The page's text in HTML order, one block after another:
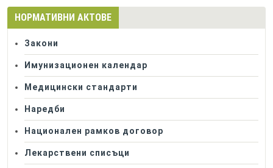
НОРМАТИВНИ АКТОВЕ
Закони
Имунизационен календар
Медицински стандарти
Наредби
Национален рамков договор
Лекарствени списъци